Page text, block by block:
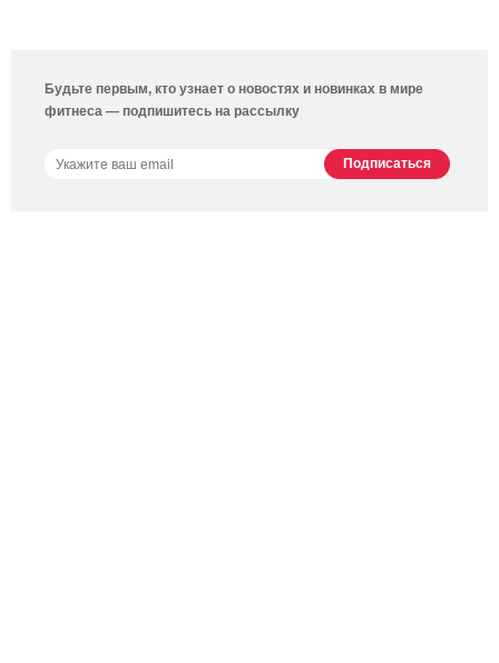
Будьте первым, кто узнает о новостях и новинках в мире
фитнеса — подпишитесь на рассылку